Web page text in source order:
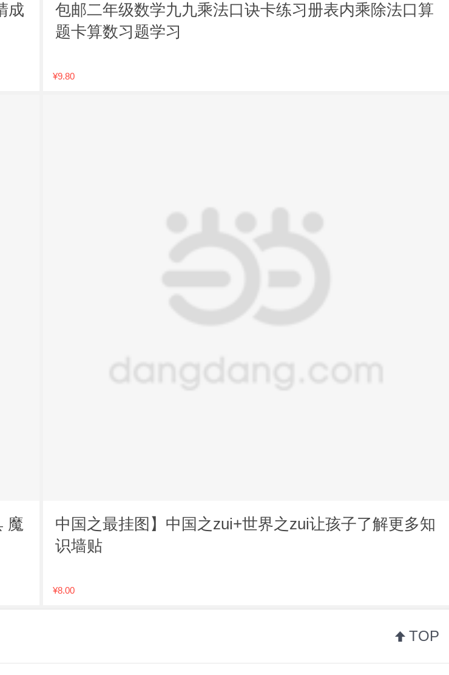
成
包邮二年级数学九九乘法口诀卡练习册表内乘除法口算
题卡算数习题学习
¥9.80
魔
中国之最挂图】中国之zui+世界之zui让孩子了解更多知
识墙贴
¥8.00
TOP